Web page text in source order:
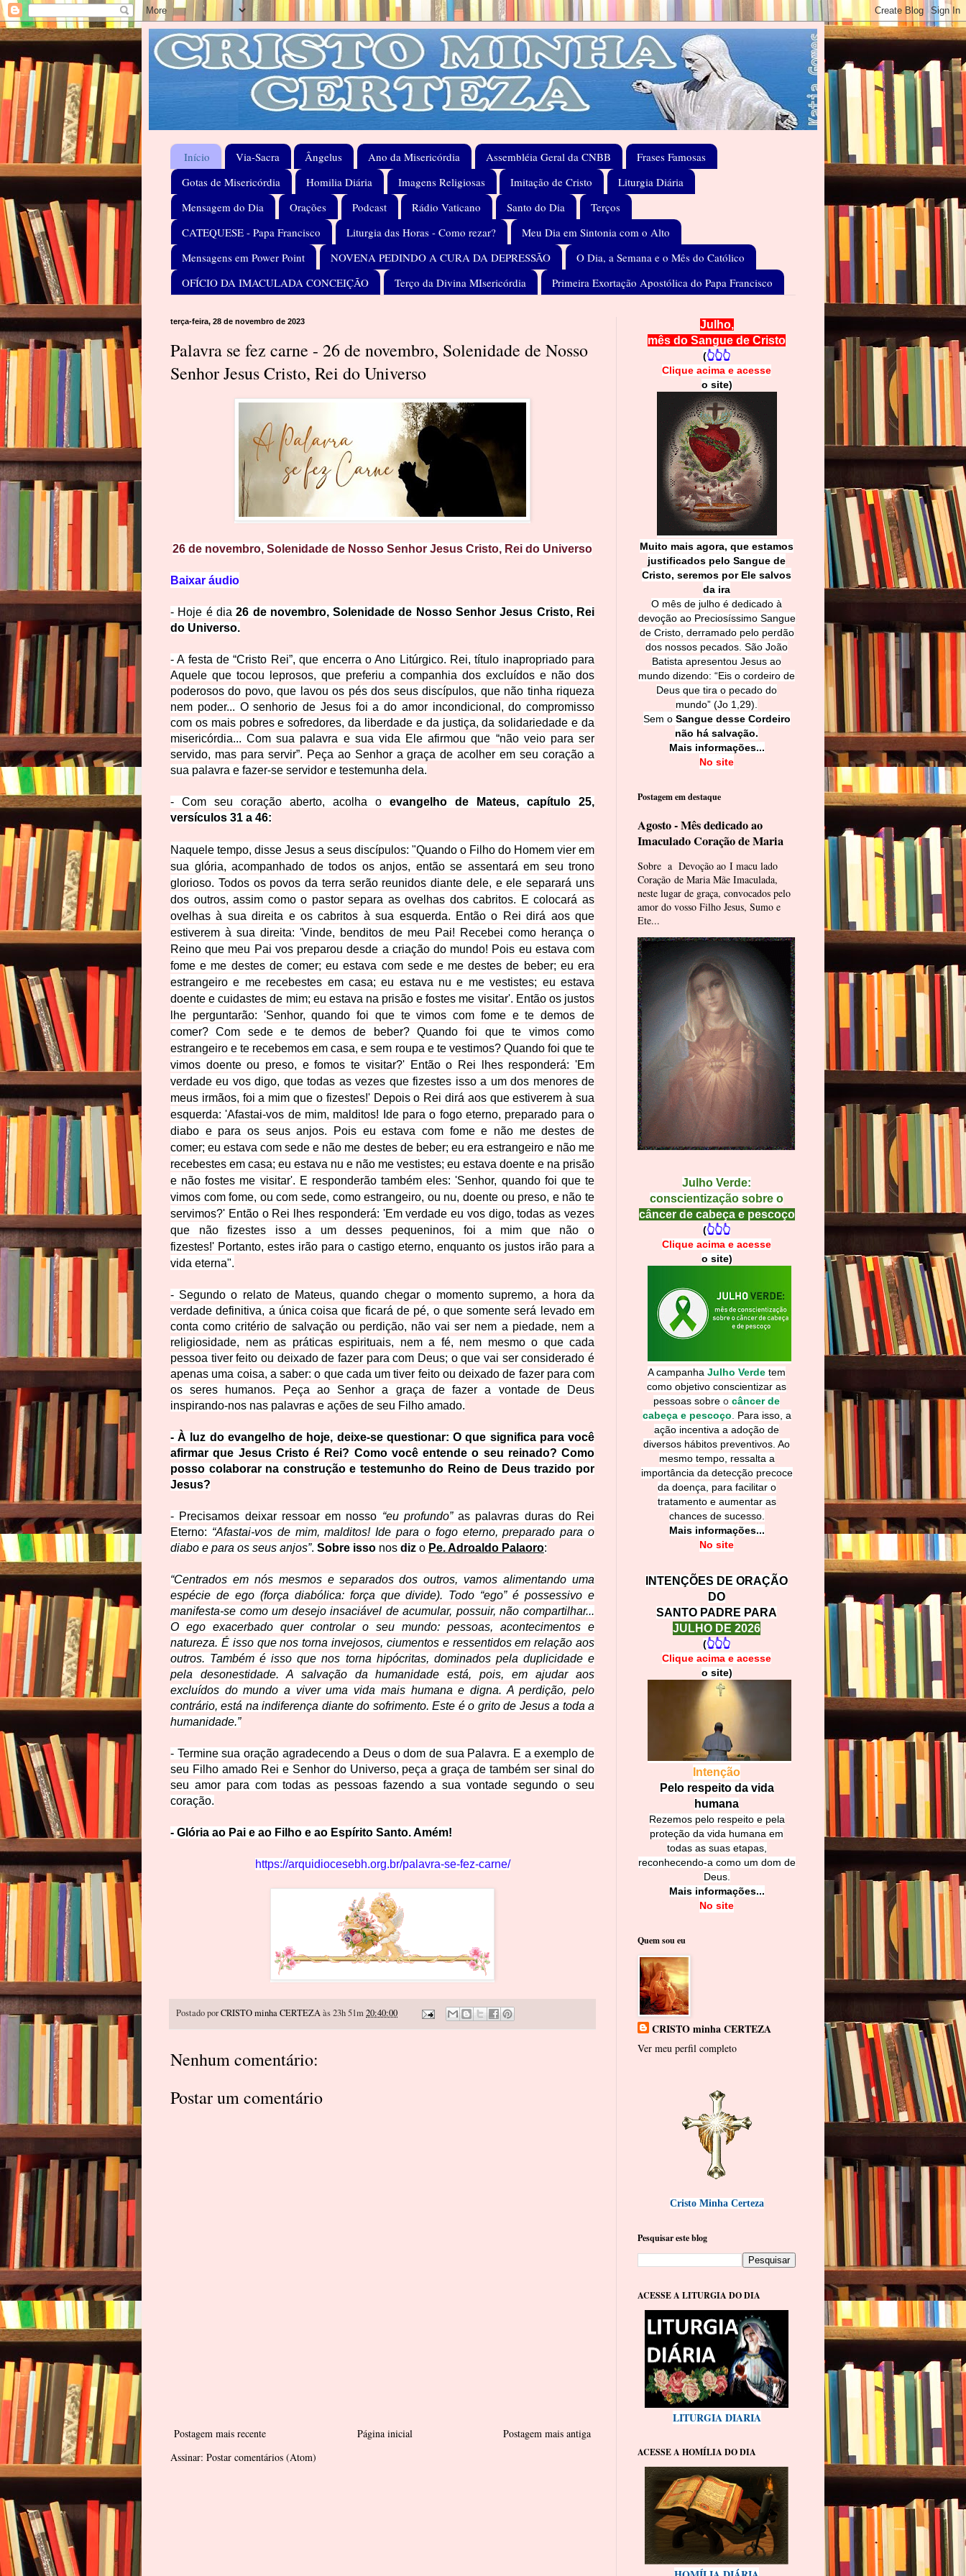
Início Via-Sacra Ângelus Ano da Misericórdia Assembléia Geral da CNBB
Frases Famosas
Gotas de Misericórdia
Homilia Diária Imagens Religiosas Imitação de Cristo
Liturgia Diária
Mensagem do Dia
Orações Podcast Rádio Vaticano Santo do Dia
Terços
CATEQUESE - Papa Francisco
Liturgia das Horas - Como rezar?
Meu Dia em Sintonia com o Alto
Mensagens em Power Point
NOVENA PEDINDO A CURA DA DEPRESSÃO
O Dia, a Semana e o Mês do Católico
OFÍCIO DA IMACULADA CONCEIÇÃO
Terço da Divina MIsericórdia Primeira Exortação Apostólica do Papa Francisco
terça-feira, 28 de novembro de 2023
Palavra se fez carne - 26 de novembro, Solenidade de Nosso
Senhor Jesus Cristo, Rei do Universo
26 de novembro, Solenidade de Nosso Senhor Jesus Cristo, Rei do Universo
Baixar áudio
- Hoje é dia26 de novembro, Solenidade de Nosso Senhor Jesus Cristo, Rei
do Universo.
- A festa de “Cristo Rei”, que encerra o Ano Litúrgico. Rei, título inapropriado para
Aquele que tocou leprosos, que preferiu a companhia dos excluídos e não dos
poderosos do povo, que lavou os pés dos seus discípulos, que não tinha riqueza
nem poder... O senhorio de Jesus foi a do amor incondicional, do compromisso
com os mais pobres e sofredores, da liberdade e da justiça, da solidariedade e da
misericórdia... Com sua palavra e sua vida Ele afirmou que “não veio para ser
servido, mas para servir”. Peça ao Senhor a graça de acolher em seu coração a
sua palavra e fazer-se servidor e testemunha dela.
- Com seu coração aberto, acolha o evangelho de Mateus, capítulo 25,
versículos 31 a 46:
Naquele tempo, disse Jesus a seus discípulos: "Quando o Filho do Homem vier em
sua glória, acompanhado de todos os anjos, então se assentará em seu trono
glorioso. Todos os povos da terra serão reunidos diante dele, e ele separará uns
dos outros,assim como o pastor separa as ovelhas dos cabritos. E colocará as
ovelhas à sua direita e os cabritos à sua esquerda. Então o Rei dirá aos que
estiverem à sua direita:'Vinde, benditos de meu Pai! Recebei como herança o
Reino que meu Pai vos preparoudesde a criação do mundo! Pois eu estava com
fome e me destes de comer;eu estava com sede e me destes de beber; eu era
estrangeiro e me recebestes em casa;eu estava nu e me vestistes; eu estava
doente e cuidastes de mim; eu estava na prisão e fostes me visitar'. Então os justos
lhe perguntarão: 'Senhor, quando foi que te vimos com fome e te demos de
comer?Com sede e te demos de beber? Quando foi que te vimos como
estrangeiroe te recebemos em casa, e sem roupa e te vestimos? Quando foi que te
vimos doente ou preso, e fomos te visitar?' Então o Rei lhes responderá: 'Em
verdade eu vos digo, que todas as vezes que fizestes isso a um dos menores de
meus irmãos, foi a mim que o fizestes!' Depois o Rei dirá aos que estiverem à sua
esquerda:'Afastai-vos de mim, malditos! Ide para o fogo eterno, preparado para o
diabo e para os seus anjos.
Pois eu estava com fome e não me destes de
comer;eu estava com sede e não me destes de beber; eu era estrangeiro e não me
recebestes em casa; eu estava nu e não me vestistes; eu estava doente e na prisão
e não fostes me visitar'. E responderão também eles:'Senhor, quando foi que te
vimos com fome, ou com sede, como estrangeiro, ou nu, doente ou preso, e não te
servimos?' Então o Rei lhes responderá: 'Em verdade eu vos digo, todas as vezes
que não fizestes issoa um desses pequeninos, foi a mim que não o
fizestes!' Portanto, estes irão para o castigo eterno, enquanto os justos irão para a
vida eterna".
- Segundo o relato de Mateus, quando chegar o momento supremo, a hora da
verdade definitiva, a única coisa que ficará de pé, o que somente será levado em
conta como critério de salvação ou perdição, não vai ser nem a piedade, nem a
religiosidade, nem as práticas espirituais, nem a fé, nem mesmo o que cada
pessoa tiver feito ou deixado de fazer para com Deus; o que vai ser considerado é
apenas uma coisa, a saber: o que cada um tiver feito ou deixado de fazer para com
os seres humanos. Peça ao Senhor a graça de fazer a vontade de Deus
inspirando-nos nas palavras e ações de seu Filho amado.
- À luz do evangelho de hoje, deixe-se questionar: O que significa para você
afirmar que Jesus Cristo é Rei? Como você entende o seu reinado? Como
posso colaborar na construção e testemunho do Reino de Deus trazido por
Jesus?
- Precisamos deixar ressoar em nosso “eu profundo”as palavras duras do Rei
Eterno: “Afastai-vos de mim, malditos! Ide para o fogo eterno, preparado para o
diabo e para os seus anjos”. Sobre isso nos diz o Pe. Adroaldo Palaoro:
“Centrados em nós mesmos e separados dos outros, vamos alimentando uma
espécie de ego (força diabólica: força que divide). Todo “ego” é possessivo e
manifesta-se como um desejo insaciável de acumular, possuir, não compartilhar...
O ego exacerbado quer controlar o seu mundo: pessoas, acontecimentos e
natureza. É isso que nos torna invejosos, ciumentos e ressentidos em relação aos
outros. Também é isso que nos torna hipócritas, dominados pela duplicidade e
pela desonestidade. A salvação da humanidade está, pois, em ajudar aos
excluídos do mundo a viver uma vida mais humana e digna. A perdição, pelo
contrário, está na indiferença diante do sofrimento. Este é o grito de Jesus a toda a
humanidade.”
- Termine sua oração agradecendo a Deus o dom de sua Palavra. E a exemplo de
seu Filho amado Rei e Senhor do Universo, peça a graça de também ser sinal do
seu amor para com todas as pessoas fazendo a sua vontade segundo o seu
coração.
- Glória ao Pai e ao Filho e ao Espírito Santo. Amém!
https://arquidiocesebh.org.br/palavra-se-fez-carne/
Postado porCRISTO minha CERTEZAàs 23h 51m20:40:00
Nenhum comentário:
Postar um comentário
Postagem mais recente Postagem mais antiga
Página inicial
Assinar: Postar comentários (Atom)
Julho,
mês do Sangue de Cristo
(👆👆👆
Clique acima e acesse
o site)
Muito mais agora, que estamos
justificados pelo Sangue de
Cristo, seremos por Ele salvos
da ira
O mês de julho é dedicado à
devoção ao Preciosíssimo Sangue
de Cristo, derramado pelo perdão
dos nossos pecados. São João
Batista apresentou Jesus ao
mundo dizendo: “Eis o cordeiro de
Deus que tira o pecado do
mundo” (Jo 1,29).
Sem o Sangue desse Cordeiro
não há salvação.
Mais informações...
No site
Postagem em destaque
Agosto - Mês dedicado ao
Imaculado Coração de Maria
Sobre a Devoção ao I macu lado
Coração de Maria Mãe Imaculada,
neste lugar de graça, convocados pelo
amor do vosso Filho Jesus, Sumo e
Ete...
Julho Verde:
conscientização sobre o
câncer de cabeça e pescoço
(👆👆👆
Clique acima e acesse
o site)
A campanha Julho Verde tem
como objetivo conscientizar as
pessoas sobre o câncer de
cabeça e pescoço
Para isso, a
ação incentiva a adoção de
diversos hábitos preventivos. Ao
mesmo tempo, ressalta a
importância da detecção precoce
da doença, para facilitar o
tratamento e aumentar as
chances de sucesso.
Mais informações...
No site
INTENÇÕES DE ORAÇÃO
DO
SANTO PADRE PARA
JULHO DE 2026
(👆👆👆
Clique acima e acesse
o site)
Intenção
Pelo respeito da vida
humana
Rezemos pelo respeito e pela
proteção da vida humana em
todas as suas etapas,
reconhecendo-a como um dom de
Deus.
Mais informações...
No site
Quem sou eu
CRISTO minha CERTEZA
Ver meu perfil completo
Cristo Minha Certeza
Pesquisar este blog
ACESSE A LITURGIA DO DIA
LITURGIA DIARIA
ACESSE A HOMÍLIA DO DIA